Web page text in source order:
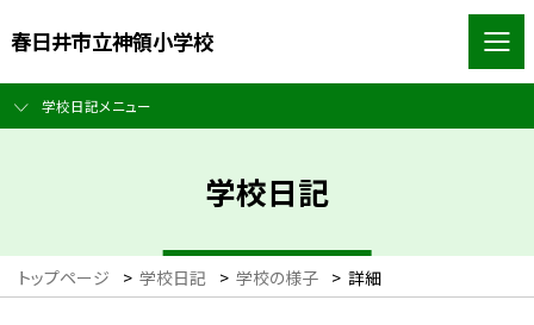
春日井市立神領小学校
学校日記メニュー
学校日記
トップページ > 学校日記 > 学校の様子 > 詳細